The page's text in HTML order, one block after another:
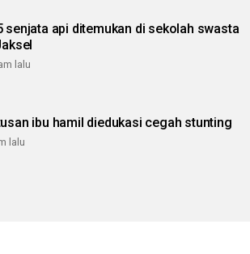
senjata api ditemukan di sekolah swasta
lalu
ibu hamil diedukasi cegah stunting
lalu